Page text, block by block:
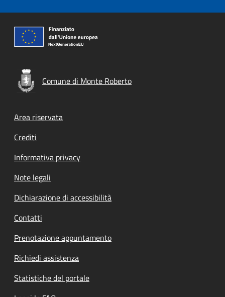
Comune di Monte Roberto
Footer menu
Area riservata
Crediti
Informativa privacy
Note legali
Dichiarazione di accessibilità
Contatti
Prenotazione appuntamento
Richiedi assistenza
Statistiche del portale